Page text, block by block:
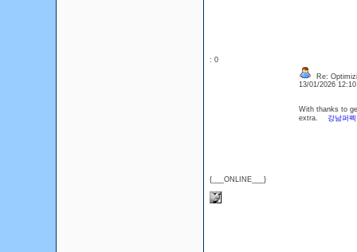
: 0
{___ONLINE___}
Re:
13/01/2026
With thanks to
extra.
강남퍼